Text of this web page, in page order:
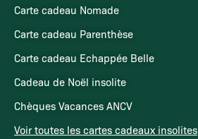
Carte cadeau Nomade
Carte cadeau Parenthèse
Carte cadeau Echappée Belle
Cadeau de Noël insolite
Chèques Vacances ANCV
Voir toutes les cartes cadeaux insolites